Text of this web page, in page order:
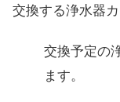
交換する浄水器
交換予定の
ます。